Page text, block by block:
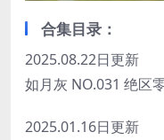
合集目录：
2025.08.22日更新
如月灰 NO.031 绝区
2025.01.16日更新